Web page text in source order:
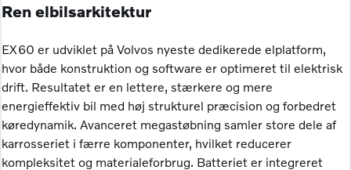
Ren elbilsarkitektur
EX60 er udviklet på Volvos nyeste dedikerede elplatform,
hvor både konstruktion og software er optimeret til elektrisk
drift. Resultatet er en lettere, stærkere og mere
energieffektiv bil med høj strukturel præcision og forbedret
køredynamik. Avanceret megastøbning samler store dele af
karrosseriet i færre komponenter, hvilket reducerer
kompleksitet og materialeforbrug. Batteriet er integreret